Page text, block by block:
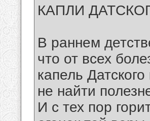
КАПЛИ
В раннем
что от всех
капель Датского
не найти
И с тех пор